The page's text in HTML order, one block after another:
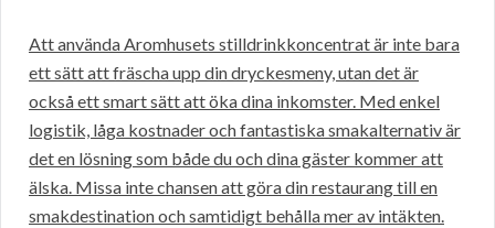
Att använda Aromhusets stilldrinkkoncentrat är inte bara
ett sätt att fräscha upp din dryckesmeny, utan det är
också ett smart sätt att öka dina inkomster. Med enkel
logistik, låga kostnader och fantastiska smakalternativ är
det en lösning som både du och dina gäster kommer att
älska. Missa inte chansen att göra din restaurang till en
smakdestination och samtidigt behålla mer av intäkten.